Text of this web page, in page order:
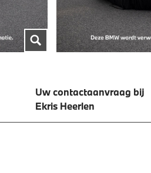
Uw contactaanvraag bij
Ekris Heerlen